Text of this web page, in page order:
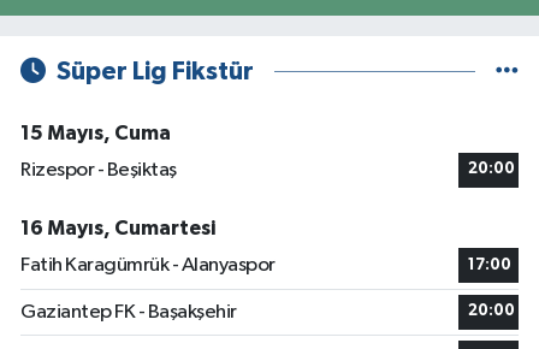
Süper Lig Fikstür
15 Mayıs, Cuma
Rizespor - Beşiktaş
20:00
16 Mayıs, Cumartesi
Fatih Karagümrük - Alanyaspor
17:00
Gaziantep FK - Başakşehir 20:00